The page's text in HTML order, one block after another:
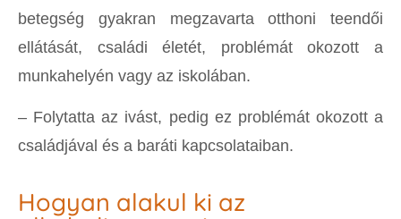
betegség gyakran megzavarta otthoni teendői
ellátását, családi életét, problémát okozott a
munkahelyén vagy az iskolában.
– Folytatta az ivást, pedig ez problémát okozott a
családjával és a baráti kapcsolataiban.
Hogyan alakul ki az